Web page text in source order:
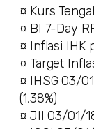
¤ Kurs
¤ BI 7-Day
¤ Inflasi IHK
¤ Target
¤ IHSG 03/
(1,38%)
¤ JII 03/01/